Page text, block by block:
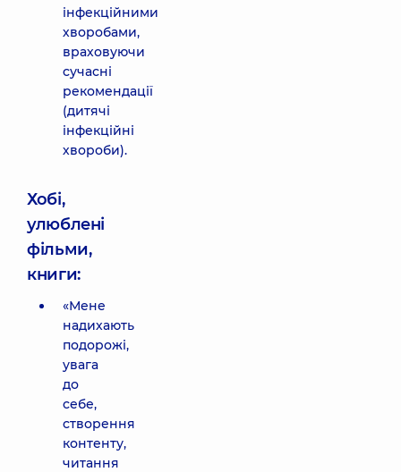
інфекційними
хворобами,
враховуючи
сучасні
рекомендації
(дитячі
інфекційні
хвороби).
Хобі,
улюблені
фільми,
книги:
«Мене
надихають
подорожі,
увага
до
себе,
створення
контенту,
читання